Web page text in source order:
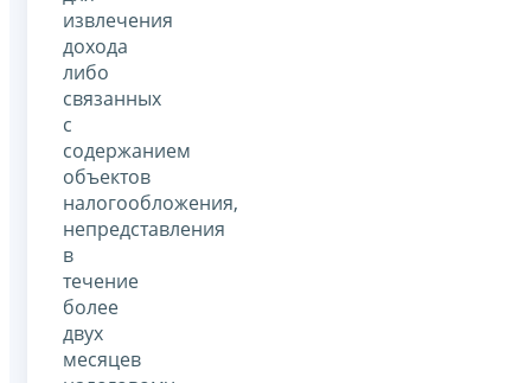
извлечения
дохода
либо
связанных
с
содержанием
объектов
налогообложения,
непредставления
в
течение
более
двух
месяцев